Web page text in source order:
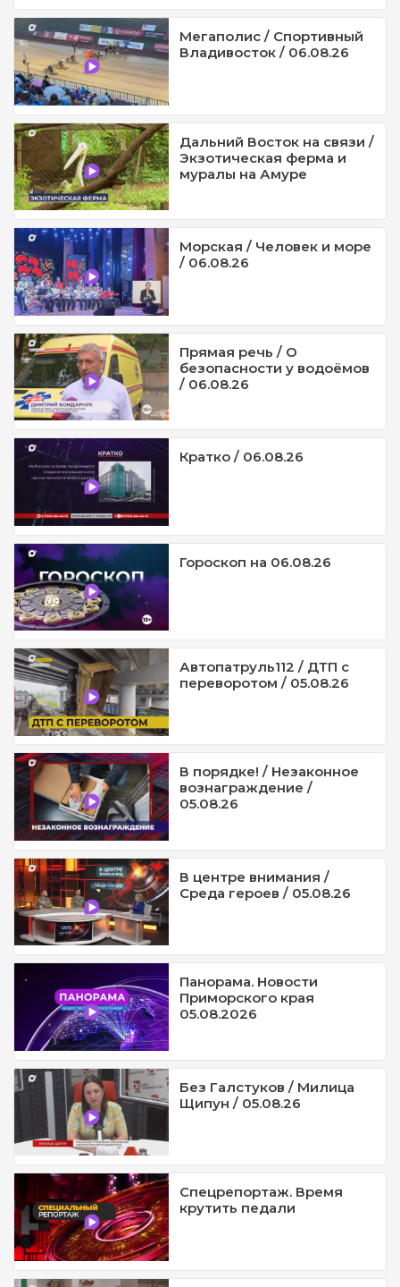
Мегаполис / Спортивный
Владивосток / 06.08.26
Дальний Восток на связи /
Экзотическая ферма и
муралы на Амуре
Морская / Человек и море
/ 06.08.26
Прямая речь / О
безопасности у водоёмов
/ 06.08.26
Кратко / 06.08.26
Гороскоп на 06.08.26
Автопатруль112 / ДТП с
переворотом / 05.08.26
В порядке! / Незаконное
вознаграждение /
05.08.26
В центре внимания /
Среда героев / 05.08.26
Панорама. Новости
Приморского края
05.08.2026
Без Галстуков / Милица
Щипун / 05.08.26
Спецрепортаж. Время
крутить педали